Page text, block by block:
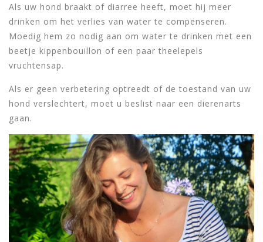
Als uw hond braakt of diarree heeft, moet hij meer
drinken om het verlies van water te compenseren.
Moedig hem zo nodig aan om water te drinken met een
beetje kippenbouillon of een paar theelepels
vruchtensap.
Als er geen verbetering optreedt of de toestand van uw
hond verslechtert, moet u beslist naar een dierenarts
gaan.